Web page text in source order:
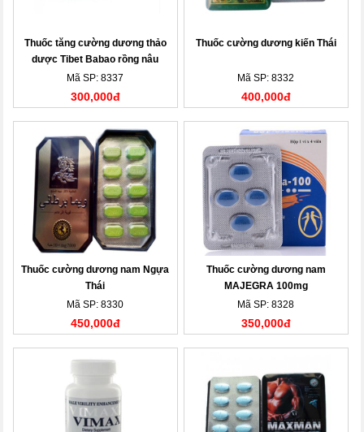
Thuốc tăng cường dương thảo
dược Tibet Babao rồng nâu
Mã SP: 8337
300,000đ
Thuốc cường dương kiến Thái
Mã SP: 8332
400,000đ
Thuốc cường dương nam Ngựa
Thái
Mã SP: 8330
450,000đ
Thuốc cường dương nam
MAJEGRA 100mg
Mã SP: 8328
350,000đ